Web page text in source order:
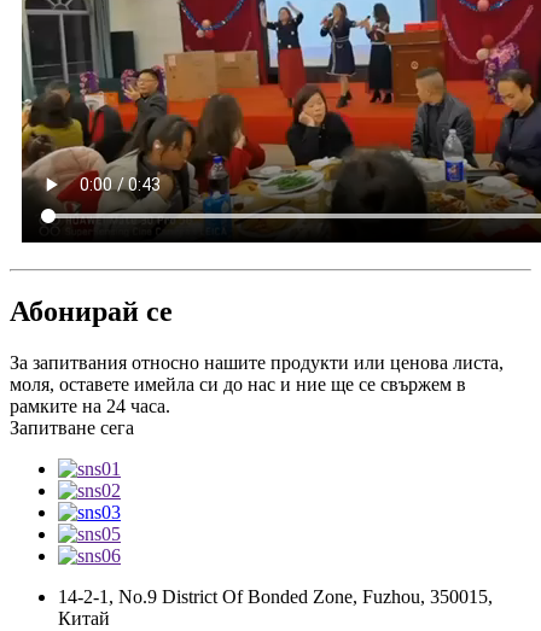
Абонирай се
За запитвания относно нашите продукти или ценова листа,
моля, оставете имейла си до нас и ние ще се свържем в
рамките на 24 часа.
Запитване сега
14-2-1, No.9 District Of Bonded Zone, Fuzhou, 350015,
Китай